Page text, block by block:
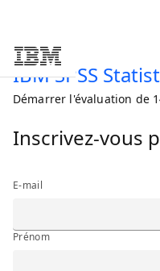
Skip to main content
IBM SPSS
Démarrer l'évaluation de
Inscrivez-vous
E-mail
Prénom